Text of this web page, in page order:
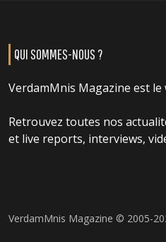
QUI SOMMES-NOUS ?
VerdamMnis Magazine est
Retrouvez toutes nos
et live reports, interviews,
VerdamMnis Magazine © 2005-